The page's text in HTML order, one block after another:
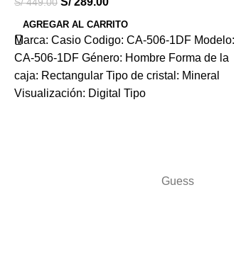
AGREGAR AL CARRITO
Marca: Casio Codigo: CA-506-1DF Modelo:
CA-506-1DF Género: Hombre Forma de la
caja: Rectangular Tipo de cristal: Mineral
Visualización: Digital Tipo
Guess